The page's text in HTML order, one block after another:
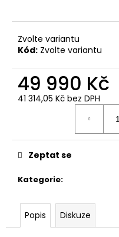
Zvolte variantu
Kód: Zvolte variantu
49 990 Kč
41 314,05 Kč bez DPH
Kategorie:
Zeptat se
Popis Diskuze
č
u
m